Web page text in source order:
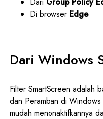
Di browser Edge
Dari Windows
Filter SmartScreen adalah
dan Peramban di
mudah menonaktifkannya